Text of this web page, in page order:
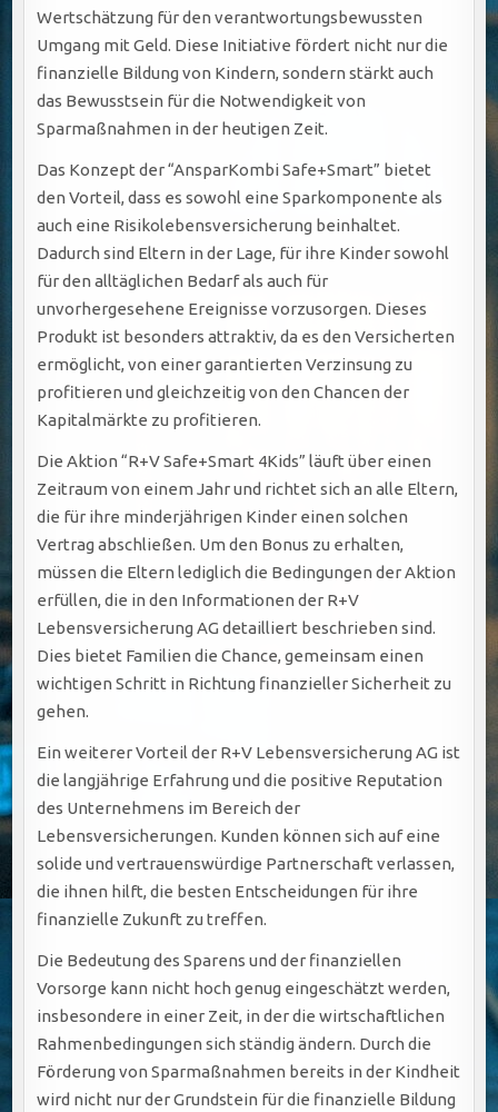
Wertschätzung für den verantwortungsbewussten
Umgang mit Geld. Diese Initiative fördert nicht nur die
finanzielle Bildung von Kindern, sondern stärkt auch
das Bewusstsein für die Notwendigkeit von
Sparmaßnahmen in der heutigen Zeit.
Das Konzept der “AnsparKombi Safe+Smart” bietet
den Vorteil, dass es sowohl eine Sparkomponente als
auch eine Risikolebensversicherung beinhaltet.
Dadurch sind Eltern in der Lage, für ihre Kinder sowohl
für den alltäglichen Bedarf als auch für
unvorhergesehene Ereignisse vorzusorgen. Dieses
Produkt ist besonders attraktiv, da es den Versicherten
ermöglicht, von einer garantierten Verzinsung zu
profitieren und gleichzeitig von den Chancen der
Kapitalmärkte zu profitieren.
Die Aktion “R+V Safe+Smart 4Kids” läuft über einen
Zeitraum von einem Jahr und richtet sich an alle Eltern,
die für ihre minderjährigen Kinder einen solchen
Vertrag abschließen. Um den Bonus zu erhalten,
müssen die Eltern lediglich die Bedingungen der Aktion
erfüllen, die in den Informationen der R+V
Lebensversicherung AG detailliert beschrieben sind.
Dies bietet Familien die Chance, gemeinsam einen
wichtigen Schritt in Richtung finanzieller Sicherheit zu
gehen.
Ein weiterer Vorteil der R+V Lebensversicherung AG ist
die langjährige Erfahrung und die positive Reputation
des Unternehmens im Bereich der
Lebensversicherungen. Kunden können sich auf eine
solide und vertrauenswürdige Partnerschaft verlassen,
die ihnen hilft, die besten Entscheidungen für ihre
finanzielle Zukunft zu treffen.
Die Bedeutung des Sparens und der finanziellen
Vorsorge kann nicht hoch genug eingeschätzt werden,
insbesondere in einer Zeit, in der die wirtschaftlichen
Rahmenbedingungen sich ständig ändern. Durch die
Förderung von Sparmaßnahmen bereits in der Kindheit
wird nicht nur der Grundstein für die finanzielle Bildung